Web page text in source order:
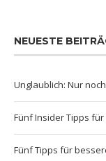
NEUESTE
Unglaublich: Nur
Fünf Insider Tipps
Fünf Tipps für